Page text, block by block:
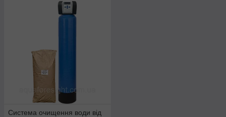
Система очищення води від